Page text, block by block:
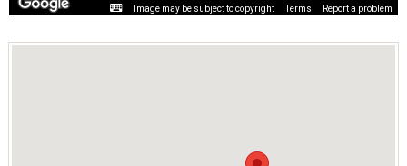
Image may be subject to copyright Terms Report a problem